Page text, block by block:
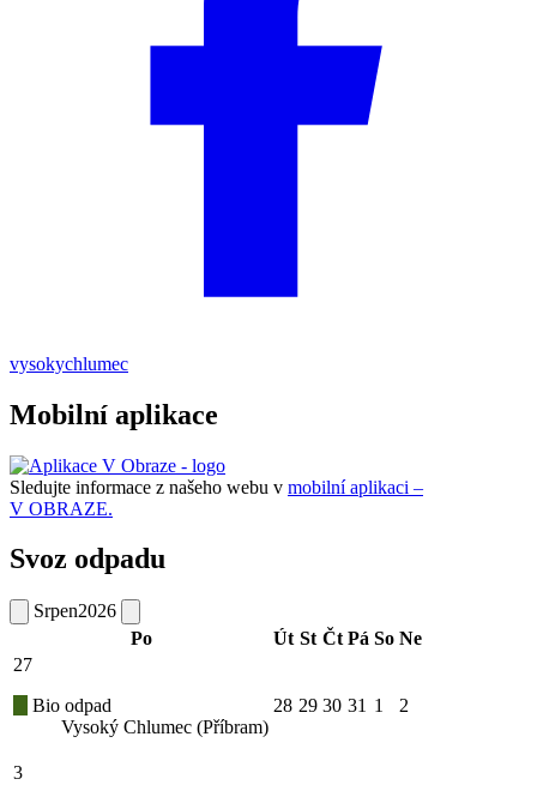
vysokychlumec
Mobilní aplikace
Sledujte informace z našeho webu v mobilní aplikaci –
V OBRAZE.
Svoz odpadu
Srpen2026
Po
Út St Čt Pá So Ne
27
Bio odpad
Vysoký Chlumec (Příbram)
28 29 30 31 1 2
3